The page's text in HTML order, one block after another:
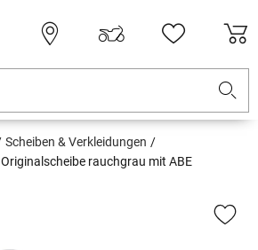
Scheiben & Verkleidungen
Originalscheibe rauchgrau mit ABE